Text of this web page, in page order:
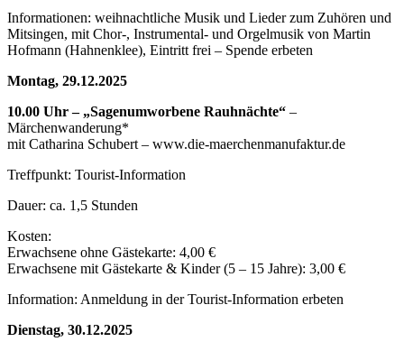
Informationen: weihnachtliche Musik und Lieder zum Zuhören und
Mitsingen, mit Chor-, Instrumental- und Orgelmusik von Martin
Hofmann (Hahnenklee), Eintritt frei – Spende erbeten
Montag, 29.12.2025
10.00 Uhr – „Sagenumworbene Rauhnächte“ –
Märchenwanderung*
mit Catharina Schubert – www.die-maerchenmanufaktur.de
Treffpunkt: Tourist-Information
Dauer: ca. 1,5 Stunden
Kosten:
Erwachsene ohne Gästekarte: 4,00 €
Erwachsene mit Gästekarte & Kinder (5 – 15 Jahre): 3,00 €
Information: Anmeldung in der Tourist-Information erbeten
Dienstag, 30.12.2025